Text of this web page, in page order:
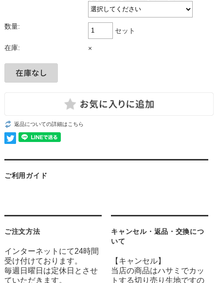
数量:
セット
在庫: ×
返品についての詳細はこちら
ご利用ガイド
ご注文方法
インターネットにて24時間
受け付けております。
毎週日曜日は定休日とさせ
ていただきます。
キャンセル・返品・交換につ
いて
【キャンセル】
当店の商品はハサミでカッ
トする切り売り生地ですの